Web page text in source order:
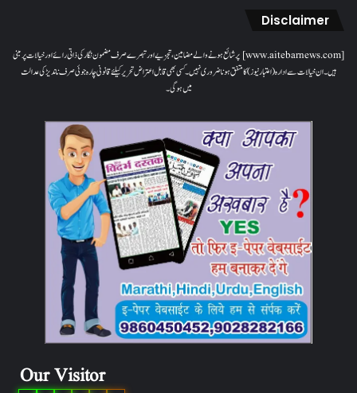
Disclaimer
[www.aitebarnews.com] پر شائع ہونے والے مضامین، تجزیے اور تبصرے صرف مضمون نگار کی ذاتی رائے اور خیالات پر مبنی
ہیں۔ ان خیالات سے ادارہ (اعتبار نیوز) کا متفق ہونا ضروری نہیں۔ کسی بھی قابل اعتراض تحریر کیلئے قانونی چارہ جوئی صرف ناندیڑ کی عدالت
میں ہوگی۔
Our Visitor